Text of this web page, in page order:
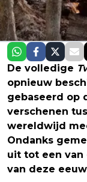
De volledige
opnieuw
gebaseerd op
verschenen
wereldwijd
Ondanks
uit tot een van
van deze